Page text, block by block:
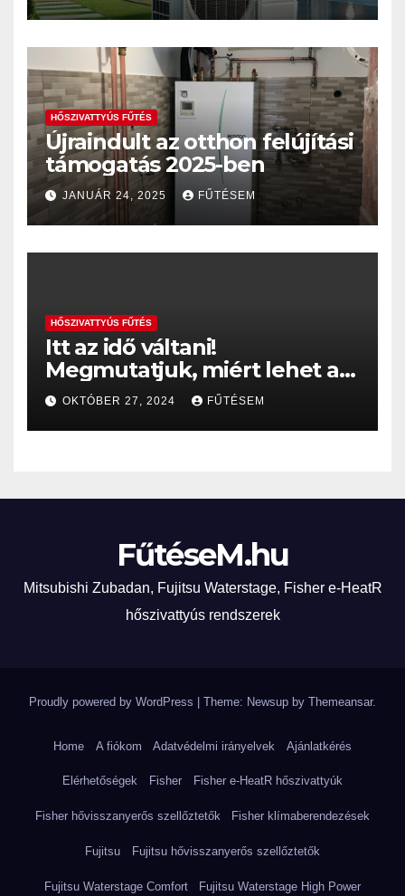
HŐSZIVATTYÚS FŰTÉS
Újraindult az otthon felújítási
támogatás 2025-ben
JANUÁR 24, 2025 FŰTÉSEM
HŐSZIVATTYÚS FŰTÉS
Itt az idő váltani!
Megmutatjuk, miért lehet a
hőszivattyú a gázkazán
helyett sokkal jobb választás
– akár 35%, vagy 60%-os
OKTÓBER 27, 2024 FŰTÉSEM
FűtéseM.hu
Mitsubishi Zubadan, Fujitsu Waterstage, Fisher e-HeatR
hőszivattyús rendszerek
Proudly powered by WordPress Theme: Newsup by Themeansar.
Home A fiókom Adatvédelmi irányelvek Ajánlatkérés
Elérhetőségek Fisher Fisher e-HeatR hőszivattyúk
Fisher hővisszanyerős szellőztetők Fisher klímaberendezések
Fujitsu Fujitsu hővisszanyerős szellőztetők
Fujitsu Waterstage Comfort Fujitsu Waterstage High Power